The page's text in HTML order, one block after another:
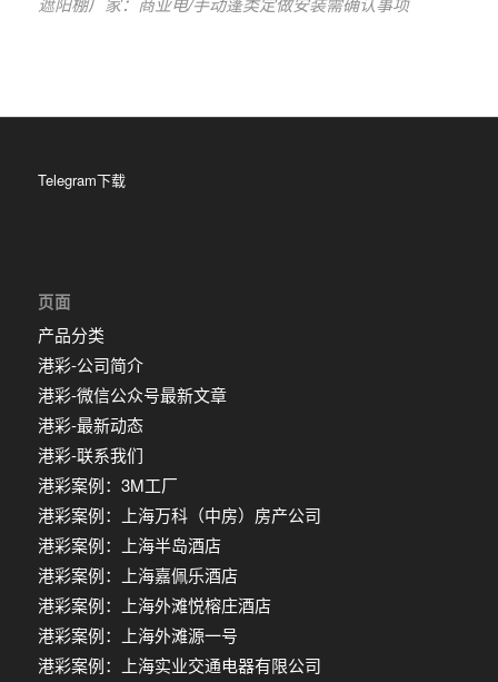
Telegram下载
页面
产品分类
港彩-公司简介
港彩-微信公众号最新文章
港彩-最新动态
港彩-联系我们
港彩案例：3M工厂
港彩案例：上海万科（中房）房产公司
港彩案例：上海半岛酒店
港彩案例：上海嘉佩乐酒店
港彩案例：上海外滩悦榕庄酒店
港彩案例：上海外滩源一号
港彩案例：上海实业交通电器有限公司